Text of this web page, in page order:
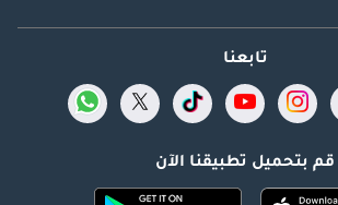
تابعنا
قم بتحميل تطبيقنا الآن